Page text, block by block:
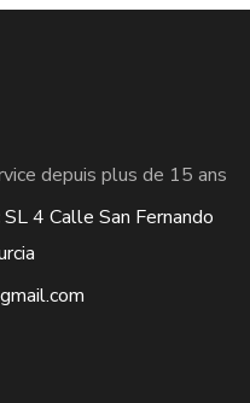
depuis plus de 15 ans
4 Calle San Fernando